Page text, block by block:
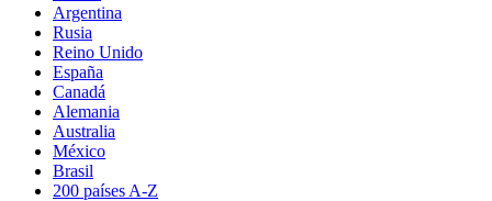
Argentina
Rusia
Reino Unido
España
Canadá
Alemania
Australia
México
Brasil
200 países A-Z